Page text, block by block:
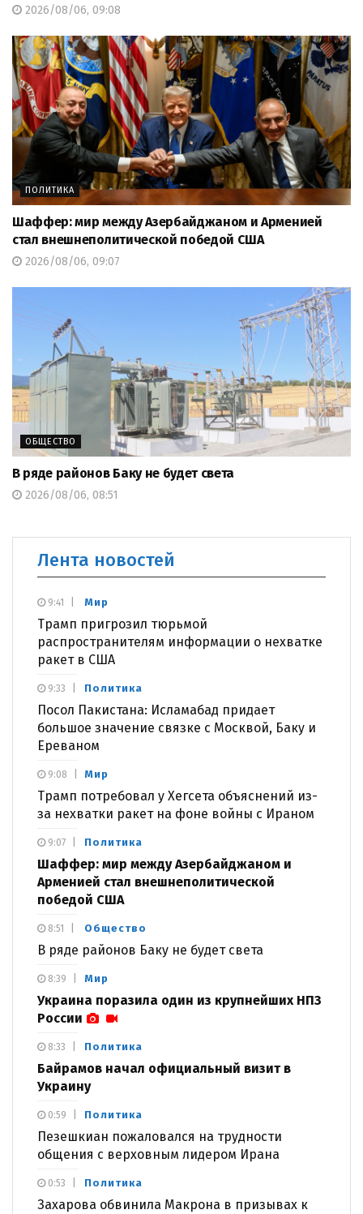
2026/08/06, 09:08
ПОЛИТИКА
Шаффер: мир между Азербайджаном и Арменией
стал внешнеполитической победой США
2026/08/06, 09:07
ОБЩЕСТВО
В ряде районов Баку не будет света
2026/08/06, 08:51
Лента новостей
Мир
Трамп пригрозил тюрьмой
распространителям информации о нехватке
ракет в США
9:41
Политика
Посол Пакистана: Исламабад придает
большое значение связке с Москвой, Баку и
Ереваном
9:33
Мир
Трамп потребовал у Хегсета объяснений из-
за нехватки ракет на фоне войны с Ираном
9:08
Политика
Шаффер: мир между Азербайджаном и
Арменией стал внешнеполитической
победой США
9:07
Общество
В ряде районов Баку не будет света
8:51
Мир
Украина поразила один из крупнейших НПЗ
России
8:39
Политика
Байрамов начал официальный визит в
Украину
8:33
Политика
Пезешкиан пожаловался на трудности
общения с верховным лидером Ирана
0:59
Политика
Захарова обвинила Макрона в призывах к
0:53